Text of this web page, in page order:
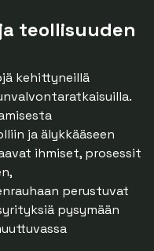
teollisuuden
kehittyneillä
ja älykkääseen
ihmiset, prosessit
perustuvat
pysymään